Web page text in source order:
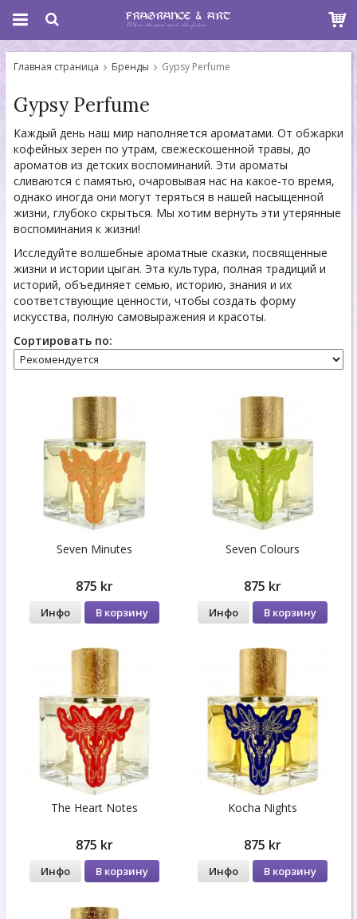
Главная страница Бренды Gypsy Perfume
Gypsy Perfume
Каждый день наш мир наполняется ароматами. От обжарки
кофейных зерен по утрам, свежескошенной травы, до
ароматов из детских воспоминаний. Эти ароматы
сливаются с памятью, очаровывая нас на какое-то время,
однако иногда они могут теряться в нашей насыщенной
жизни, глубоко скрыться. Мы хотим вернуть эти утерянные
воспоминания к жизни!
Исследуйте волшебные ароматные сказки, посвященные
жизни и истории цыган. Эта культура, полная традиций и
историй, объединяет семью, историю, знания и их
соответствующие ценности, чтобы создать форму
искусства, полную самовыражения и красоты.
Сортировать по:
Seven Minutes
875 kr
Инфо В корзину
Seven Colours
875 kr
Инфо В корзину
The Heart Notes
875 kr
Инфо В корзину
Kocha Nights
875 kr
Инфо В корзину